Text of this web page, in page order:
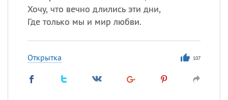
Хочу, что вечно длились эти дни,
Где только мы и мир любви.
Открытка 107